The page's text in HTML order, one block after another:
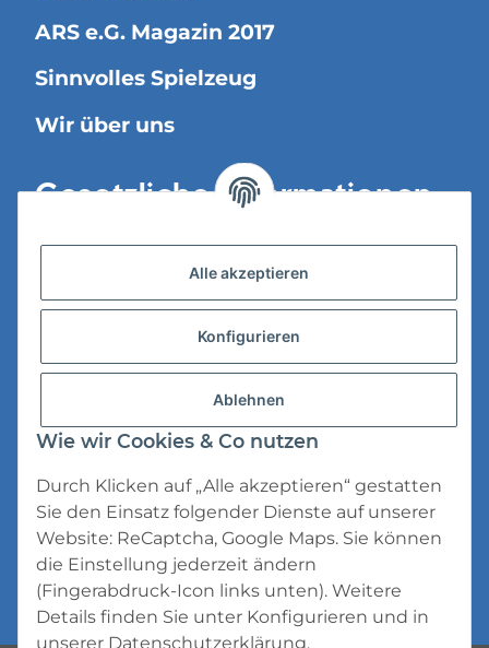
ARS e.G. Magazin 2017
Sinnvolles Spielzeug
Wir über uns
Gesetzliche Informationen
Versandinformationen
Datenschutz
Impressum
* Alle Preise inkl. gesetzlicher USt., zzgl.
Versand
Alle akzeptieren
Konfigurieren
Ablehnen
Wie wir Cookies & Co nutzen
Durch Klicken auf „Alle akzeptieren“ gestatten
Sie den Einsatz folgender Dienste auf unserer
Website: ReCaptcha, Google Maps. Sie können
die Einstellung jederzeit ändern
(Fingerabdruck-Icon links unten). Weitere
Details finden Sie unter Konfigurieren und in
unserer Datenschutzerklärung.